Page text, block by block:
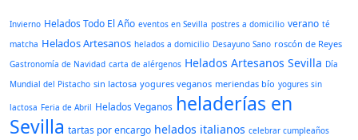
Invierno Helados Todo El Año eventos en Sevilla postres a domicilio verano té
matcha Helados Artesanos helados a domicilio Desayuno Sano roscón de Reyes
Gastronomía de Navidad carta de alérgenos Helados Artesanos Sevilla Día
Mundial del Pistacho sin lactosa yogures veganos meriendas bío yogures sin
lactosa Feria de Abril Helados Veganos heladerías en
Sevilla tartas por encargo helados italianos celebrar cumpleaños